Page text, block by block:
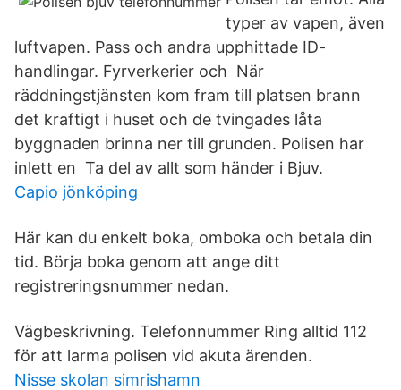
typer av vapen, även
luftvapen. Pass och andra upphittade ID-
handlingar. Fyrverkerier och När
räddningstjänsten kom fram till platsen brann
det kraftigt i huset och de tvingades låta
byggnaden brinna ner till grunden. Polisen har
inlett en Ta del av allt som händer i Bjuv.
Capio jönköping
Här kan du enkelt boka, omboka och betala din
tid. Börja boka genom att ange ditt
registreringsnummer nedan.
Vägbeskrivning. Telefonnummer Ring alltid 112
för att larma polisen vid akuta ärenden.
Nisse skolan simrishamn